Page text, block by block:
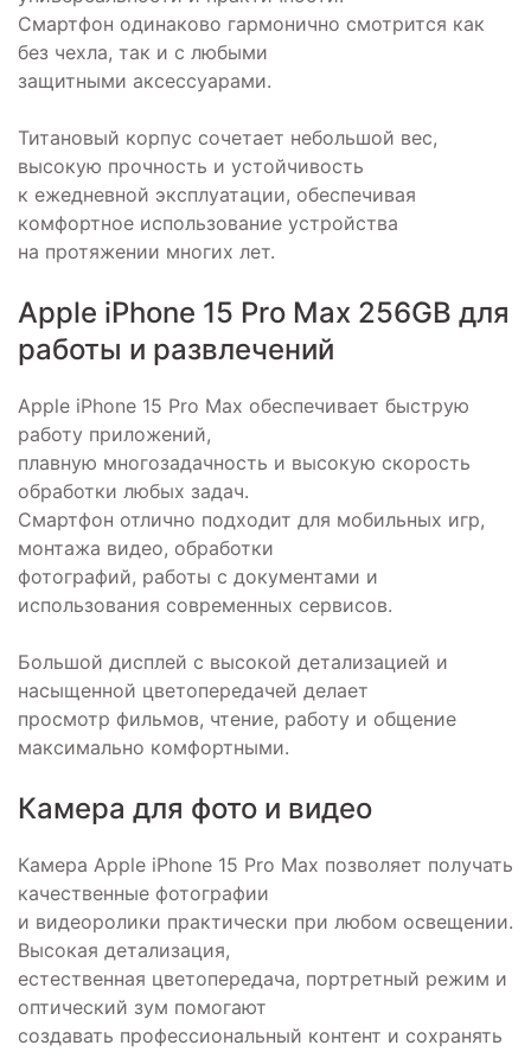
Смартфон одинаково гармонично смотрится как
без чехла, так и с любыми
защитными аксессуарами.
Титановый корпус сочетает небольшой вес,
высокую прочность и устойчивость
к ежедневной эксплуатации, обеспечивая
комфортное использование устройства
на протяжении многих лет.
Apple iPhone 15 Pro Max 256GB для
работы и развлечений
Apple iPhone 15 Pro Max обеспечивает быструю
работу приложений,
плавную многозадачность и высокую скорость
обработки любых задач.
Смартфон отлично подходит для мобильных игр,
монтажа видео, обработки
фотографий, работы с документами и
использования современных сервисов.
Большой дисплей с высокой детализацией и
насыщенной цветопередачей делает
просмотр фильмов, чтение, работу и общение
максимально комфортными.
Камера для фото и видео
Камера Apple iPhone 15 Pro Max позволяет получать
качественные фотографии
и видеоролики практически при любом освещении.
Высокая детализация,
естественная цветопередача, портретный режим и
оптический зум помогают
создавать профессиональный контент и сохранять